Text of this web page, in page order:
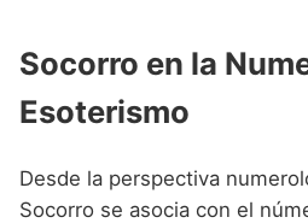
Socorro en la
Esoterismo
Desde la perspectiva
Socorro se asocia con el